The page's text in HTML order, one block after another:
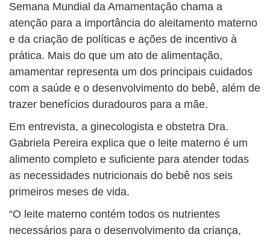
Semana Mundial da Amamentação chama a
atenção para a importância do aleitamento materno
e da criação de políticas e ações de incentivo à
prática. Mais do que um ato de alimentação,
amamentar representa um dos principais cuidados
com a saúde e o desenvolvimento do bebê, além de
trazer benefícios duradouros para a mãe.
Em entrevista, a ginecologista e obstetra Dra.
Gabriela Pereira explica que o leite materno é um
alimento completo e suficiente para atender todas
as necessidades nutricionais do bebê nos seis
primeiros meses de vida.
“O leite materno contém todos os nutrientes
necessários para o desenvolvimento da criança,